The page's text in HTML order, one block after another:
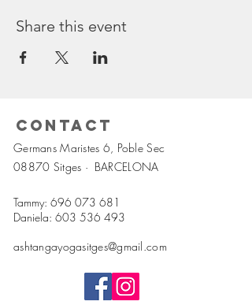
Share this event
Contact
Germans Maristes 6, Poble Sec
08870 Sitges · BARCELONA
Tammy: 696 073 681
Daniela: 603 536 493
ashtangayogasitges@gmail.com